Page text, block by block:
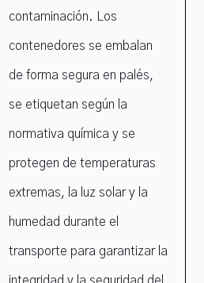
contaminación. Los
contenedores se embalan
de forma segura en palés,
se etiquetan según la
normativa química y se
protegen de temperaturas
extremas, la luz solar y la
humedad durante el
transporte para garantizar la